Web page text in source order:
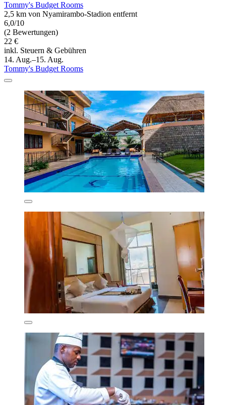
Tommy's Budget Rooms
2,5 km von Nyamirambo-Stadion entfernt
6,0/10
(2 Bewertungen)
22 €
inkl. Steuern & Gebühren
14. Aug.–15. Aug.
Tommy's Budget Rooms